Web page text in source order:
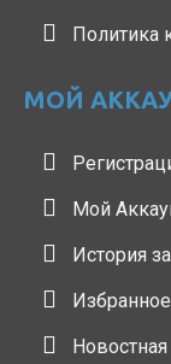
Политика
МОЙ
Мой
История
Избранное